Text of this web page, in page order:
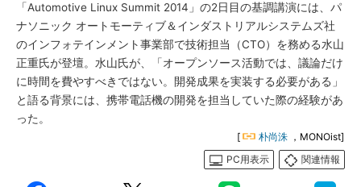
「Automotive Linux Summit 2014」の2日目の基調講演には、パ
ナソニック オートモーティブ＆インダストリアルシステムズ社
のインフォテインメント事業部で技術担当（CTO）を務める水山
正重氏が登壇。水山氏が、「オープンソース活動では、議論だけ
に時間を費やすべきではない。開発成果を実装する必要がある」
と語る背景には、携帯電話機の開発を担当していた際の経験があ
った。
[ 朴尚洙 ，MONOist]
PC用表示
関連情報